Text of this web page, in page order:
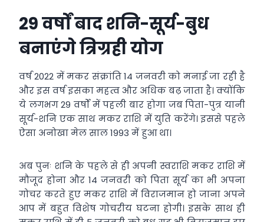
29 वर्षों बाद शनि-सूर्य-बुध
बनाएंगे त्रिग्रही योग
वर्ष 2022 में मकर संक्रांति 14 जनवरी को मनाई जा रही है
और इस वर्ष इसका महत्व और अधिक बढ़ जाता है। क्योंकि
ये लगभग 29 वर्षों में पहली बार होगा जब पिता-पुत्र यानी
सूर्य-शनि एक साथ मकर राशि में युति करेंगे। इससे पहले
ऐसा अनोखा मेल साल 1993 में हुआ था।
अब पुनः शनि के पहले से ही अपनी स्वराशि मकर राशि में
मौजूद होना और 14 जनवरी को पिता सूर्य का भी अपना
गोचर करते हुए मकर राशि में विराजमान हो जाना अपने
आप में बहुत विशेष गोचरीय घटना होगी। इसके साथ ही